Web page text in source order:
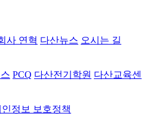
사 연혁 다산뉴스 오시는 길
PCQ 다산전기학원 다산교육센
정보 보호정책